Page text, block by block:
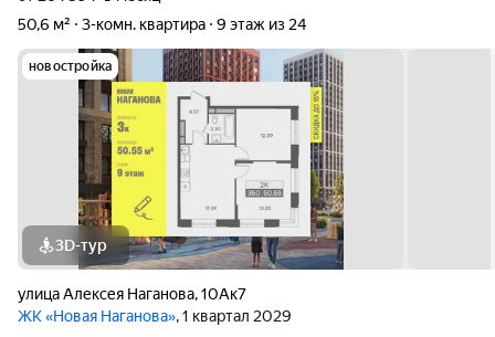
50,6 м²
3-комн. квартира 9 этаж из 24
новостройка
3D-тур
улица Алексея Наганова,10Ак7
ЖК «Новая Наганова», 1 квартал 2029